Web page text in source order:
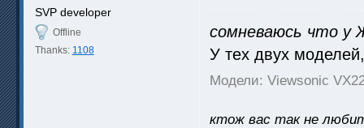
SVP developer
Offline
Thanks: 1108
сомневаюсь что у
У тех двух
Модели: Viewsonic
ктож вас так не